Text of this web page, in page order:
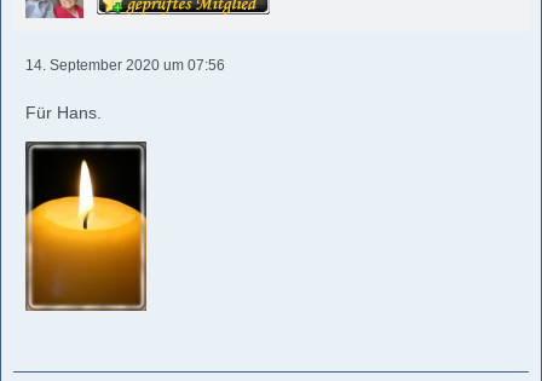
14. September 2020 um 07:56
Für Hans.